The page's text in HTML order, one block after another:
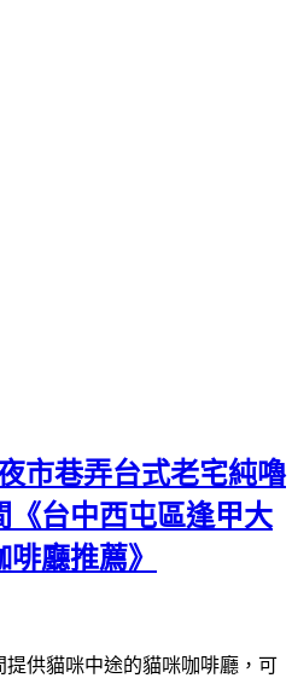
市巷弄台式老宅純嚕
《台中西屯區逢甲大
廳推薦》
提供貓咪中途的貓咪咖啡廳，可